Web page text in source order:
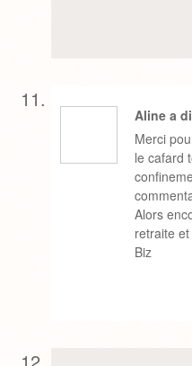
Aline a
Merci
le cafard
Alors
retraite
Biz